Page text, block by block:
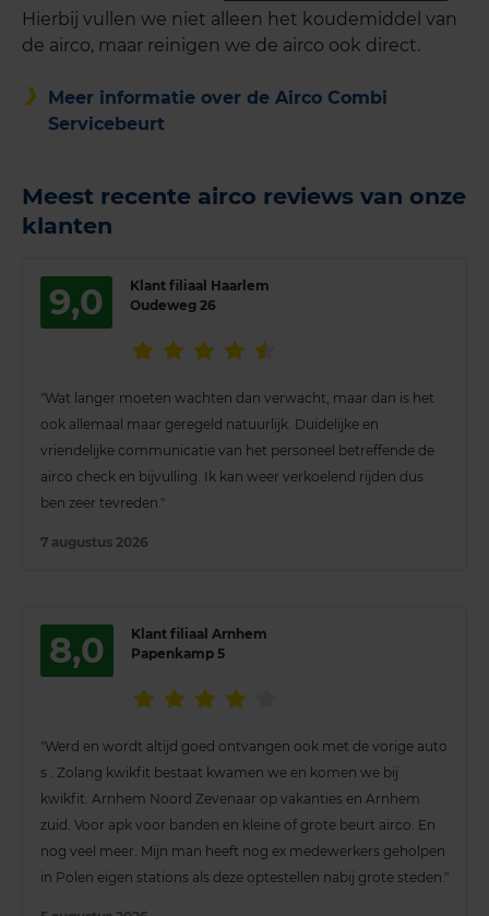
Hierbij vullen we niet alleen het koudemiddel van
de airco, maar reinigen we de airco ook direct.
Meer informatie over de Airco Combi
Servicebeurt
Meest recente airco reviews van onze
klanten
9,0
Klant filiaal Haarlem
Oudeweg 26
"Wat langer moeten wachten dan verwacht, maar dan is het
ook allemaal maar geregeld natuurlijk. Duidelijke en
vriendelijke communicatie van het personeel betreffende de
airco check en bijvulling. Ik kan weer verkoelend rijden dus
ben zeer tevreden."
7 augustus 2026
8,0
Klant filiaal Arnhem
Papenkamp 5
"Werd en wordt altijd goed ontvangen ook met de vorige auto
s . Zolang kwikfit bestaat kwamen we en komen we bij
kwikfit. Arnhem Noord Zevenaar op vakanties en Arnhem
zuid. Voor apk voor banden en kleine of grote beurt airco. En
nog veel meer. Mijn man heeft nog ex medewerkers geholpen
in Polen eigen stations als deze optestellen nabij grote steden."